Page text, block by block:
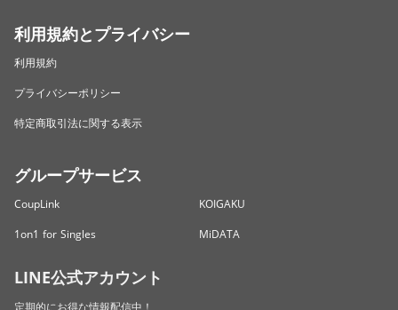
利用規約とプライバシー
利用規約
プライバシーポリシー
特定商取引法に関する表示
グループサービス
CoupLink
KOIGAKU
1on1 for Singles
MiDATA
LINE公式アカウント
定期的にお得な情報配信中！